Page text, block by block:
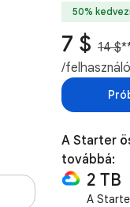
50%
7 $ 14 $
/
A Starter
továbbá:
2 TB
A